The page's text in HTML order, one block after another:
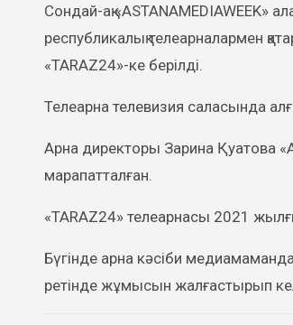
Сондай-ақ
республикалық телеарналармен
«TARAZ24»-ке берілді.
Телеарна телевизия саласында
Арна директоры Зарина Қуатова
марапатталған.
«TARAZ24» телеарнасы 2021
Бүгінде арна кәсіби
ретінде жұмысын жалғастырып